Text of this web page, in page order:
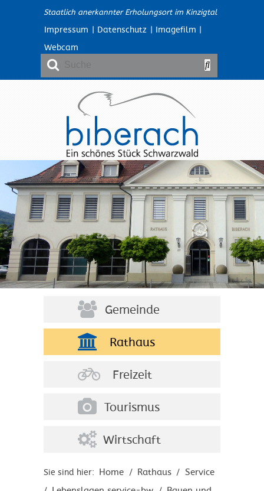
Staatlich anerkannter Erholungsort im Kinzigtal
Impressum | Datenschutz | Imagefilm |
Webcam
Gemeinde
Rathaus
Freizeit
Tourismus
Wirtschaft
Sie sind hier: Home / Rathaus / Service